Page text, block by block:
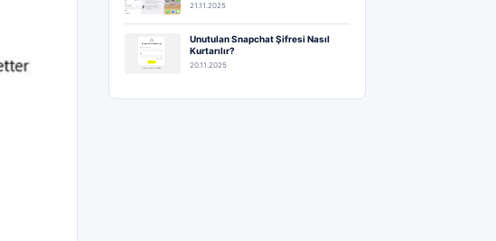
21.11.2025
Unutulan Snapchat Şifresi Nasıl
Kurtarılır?
20.11.2025